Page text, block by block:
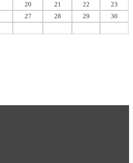
20 21 22
23
27 28 29
30